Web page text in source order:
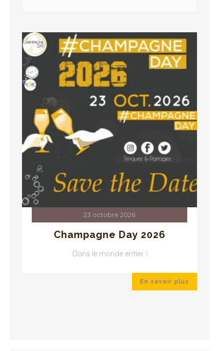
23 octobre 2026
Champagne Day 2026
Dans le monde entier !
En savoir plus